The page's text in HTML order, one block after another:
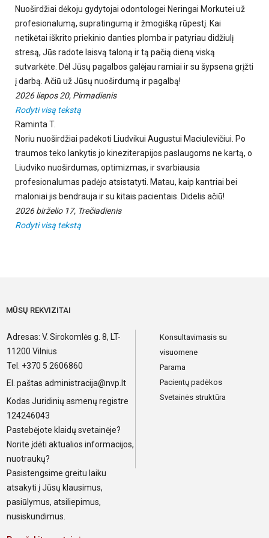
Nuoširdžiai dėkoju gydytojai odontologei Neringai Morkutei už
profesionalumą, supratingumą ir žmogišką rūpestį. Kai
netikėtai iškrito priekinio danties plomba ir patyriau didžiulį
stresą, Jūs radote laisvą taloną ir tą pačią dieną viską
sutvarkėte. Dėl Jūsų pagalbos galėjau ramiai ir su šypsena grįžti
į darbą. Ačiū už Jūsų nuoširdumą ir pagalbą!
2026 liepos 20, Pirmadienis
Rodyti visą tekstą
Raminta T.
Noriu nuoširdžiai padėkoti Liudvikui Augustui Maciulevičiui. Po
traumos teko lankytis jo kineziterapijos paslaugoms ne kartą, o
Liudviko nuoširdumas, optimizmas, ir svarbiausia
profesionalumas padėjo atsistatyti. Matau, kaip kantriai bei
maloniai jis bendrauja ir su kitais pacientais. Didelis ačiū!
2026 birželio 17, Trečiadienis
Rodyti visą tekstą
MŪSŲ REKVIZITAI
Adresas: V. Sirokomlės g. 8, LT-
11200 Vilnius
Tel. +370 5 2606860
El. paštas administracija@nvp.lt
Kodas Juridinių asmenų registre
124246043
Pastebėjote klaidų svetainėje?
Norite įdėti aktualios informacijos,
nuotraukų?
Pasistengsime greitu laiku
atsakyti į Jūsų klausimus,
pasiūlymus, atsiliepimus,
nusiskundimus.
Konsultavimasis su
visuomene
Parama
Pacientų padėkos
Svetainės struktūra